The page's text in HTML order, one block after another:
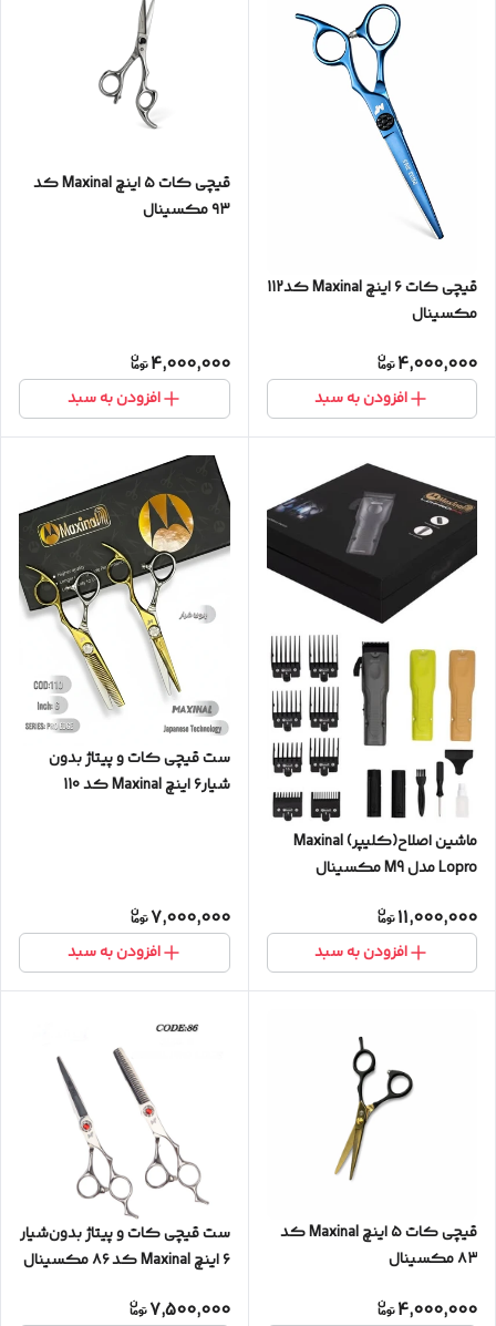
قیچی‌ کات ۶ اینچ Maxinal کد112
مکسینال
4,000,000
افزودن به سبد
قیچی‌ کات ۵ اینچ Maxinal کد
۹۳ مکسینال
4,000,000
افزودن به سبد
ماشین اصلاح(کلیپر) Maxinal
Lopro مدل M9 مکسینال
11,000,000
افزودن به سبد
ست قیچی کات و‌ پیتاژ بدون
شیار۶ اینچ Maxinal کد 110
7,000,000
افزودن به سبد
قیچی‌ کات ۵ اینچ Maxinal کد
۸۳ مکسینال
4,000,000
ست قیچی کات و‌ پیتاژ بدون‌شیار
۶ اینچ Maxinal کد ۸۶ مکسینال
7,500,000